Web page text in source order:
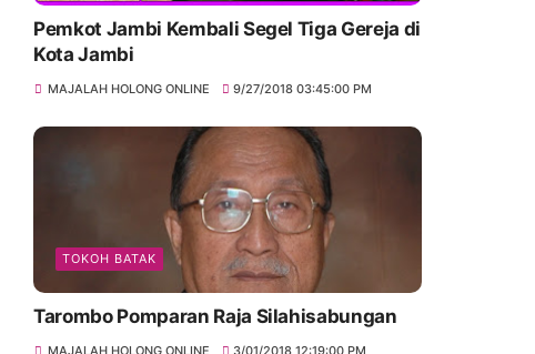
Pemkot Jambi Kembali Segel Tiga Gereja di
Kota Jambi
MAJALAH HOLONG ONLINE 9/27/2018 03:45:00 PM
TOKOH BATAK
Tarombo Pomparan Raja Silahisabungan
MAJALAH HOLONG ONLINE 3/01/2018 12:19:00 PM